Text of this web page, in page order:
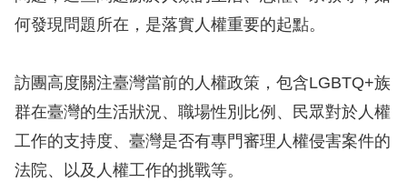
陳
情
訴
人
資
何發現問題所在，是落實人權重要的起點。
訪團高度關注臺灣當前的人權政策，包含LGBTQ+族
群在臺灣的生活狀況、職場性別比例、民眾對於人權
工作的支持度、臺灣是否有專門審理人權侵害案件的
法院、以及人權工作的挑戰等。